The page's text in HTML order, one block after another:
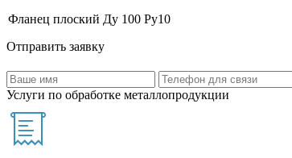
Фланец плоский Ду 100 Ру10
Отправить заявку
Услуги по обработке металлопродукции